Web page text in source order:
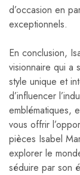
d’occasion en
exceptionnels.
En conclusion,
visionnaire qui a
style unique et
d’influencer
emblématiques,
vous offrir
pièces Isabel
explorer le
séduire par son